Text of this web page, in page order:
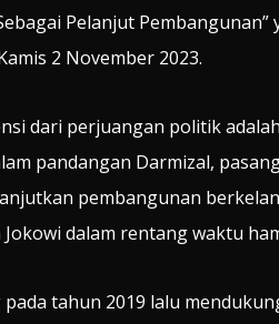
Pelanjut
2 November 2023.
dari perjuangan politik
pandangan Darmizal,
pembangunan
dalam rentang waktu
pada tahun 2019 lalu